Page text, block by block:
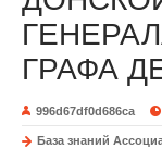
ГРАФА
996d67df0d686ca
База знаний